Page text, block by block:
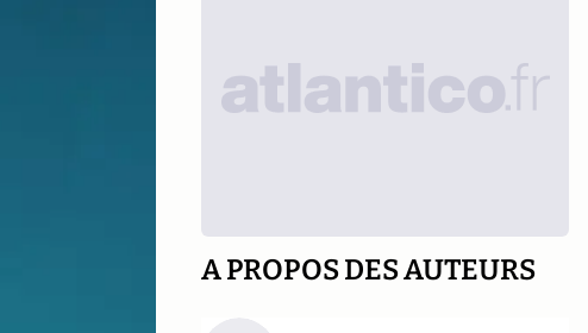
A PROPOS DES AUTEURS